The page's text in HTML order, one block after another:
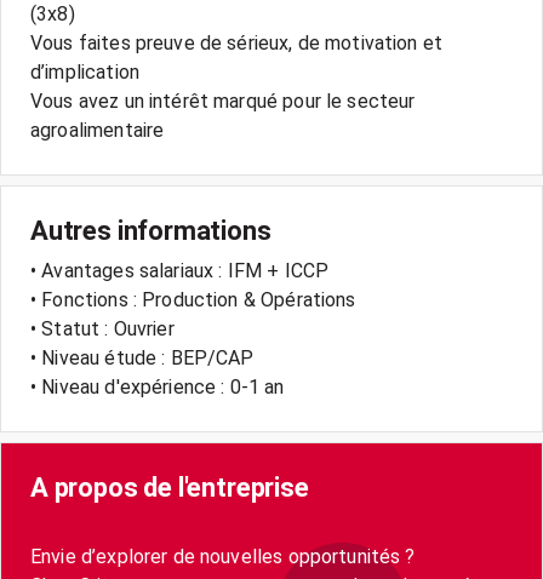
(3x8)
Vous faites preuve de sérieux, de motivation et
d’implication
Vous avez un intérêt marqué pour le secteur
agroalimentaire
Autres informations
• Avantages salariaux : IFM + ICCP
• Fonctions : Production & Opérations
• Statut : Ouvrier
• Niveau étude : BEP/CAP
• Niveau d'expérience : 0-1 an
A propos de l'entreprise
Envie d’explorer de nouvelles opportunités ?